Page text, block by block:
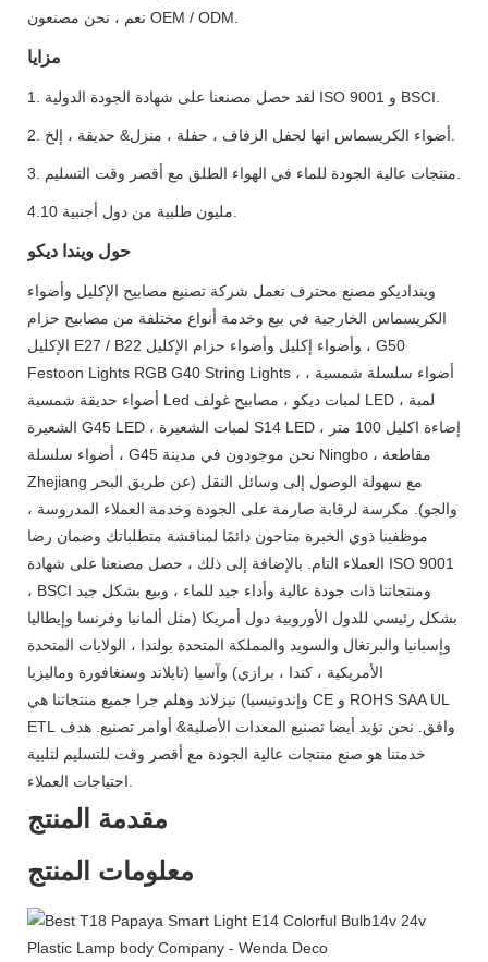
نعم ، نحن مصنعون OEM / ODM.
مزايا
1. لقد حصل مصنعنا على شهادة الجودة الدولية ISO 9001 و BSCI.
حول ويندا ديكو
وينداديكو مصنع محترف تعمل شركة تصنيع مصابيح الإكليل وأضواء
الكريسماس الخارجية في بيع وخدمة أنواع مختلفة من مصابيح حزام
الإكليل E27 / B22 وأضواء إكليل وأضواء حزام الإكليل ، G50
Festoon Lights RGB G40 String Lights ، أضواء سلسلة شمسية ،
أضواء حديقة شمسية Led لمبات ديكو ، مصابيح غولف LED ، لمبة
الشعيرة G45 LED ، لمبات الشعيرة S14 LED ، إضاءة اكليل 100 متر
، أضواء سلسلة G45 نحن موجودون في مدينة Ningbo ، مقاطعة
Zhejiang مع سهولة الوصول إلى وسائل النقل (عن طريق البحر
والجو). مكرسة لرقابة صارمة على الجودة وخدمة العملاء المدروسة ،
موظفينا ذوي الخبرة متاحون دائمًا لمناقشة متطلباتك وضمان رضا
العملاء التام. بالإضافة إلى ذلك ، حصل مصنعنا على شهادة ISO 9001
، BSCI ومنتجاتنا ذات جودة عالية وأداء جيد للماء ، وبيع بشكل جيد
بشكل رئيسي للدول الأوروبية دول أمريكا (مثل ألمانيا وفرنسا وإيطاليا
وإسبانيا والبرتغال والسويد والمملكة المتحدة بولندا ، الولايات المتحدة
الأمريكية ، كندا ، برازي) وآسيا (تايلاند وسنغافورة وماليزيا
وإندونيسيا) نيزلاند وهلم جرا جميع منتجاتنا هي CE و ROHS SAA UL
ETL وافق. نحن نؤيد أيضا تصنيع المعدات الأصلية& أوامر تصنيع. هدف
خدمتنا هو صنع منتجات عالية الجودة مع أقصر وقت للتسليم لتلبية
مقدمة المنتج
معلومات المنتج